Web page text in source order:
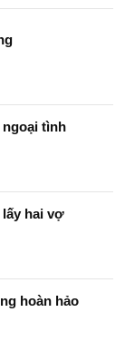
tình
hai vợ
hoàn hảo